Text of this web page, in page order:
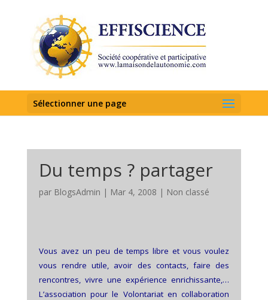
Sélectionner une page
Du temps ? partager
par BlogsAdmin | Mar 4, 2008 | Non classé
Vous avez un peu de temps libre et vous voulez
vous rendre utile, avoir des contacts, faire des
rencontres, vivre une expérience enrichissante,…
L’association pour le Volontariat en collaboration